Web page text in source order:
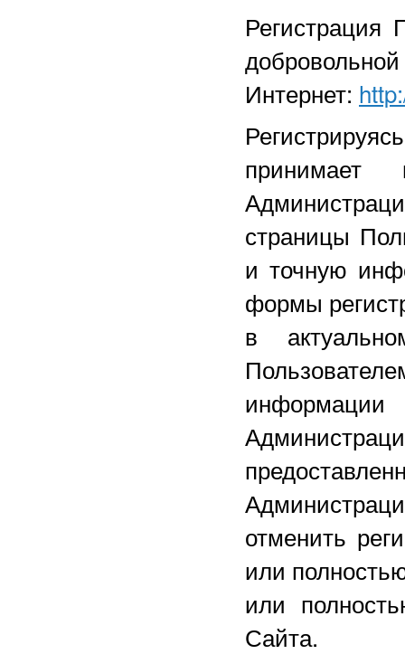
Регистрация
Интернет:
принимает
страницы
и точную
формы
в
отменить
или
или
Сайта.